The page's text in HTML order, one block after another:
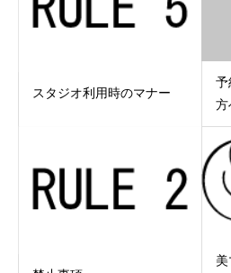
スタジオ利用時のマナー
方